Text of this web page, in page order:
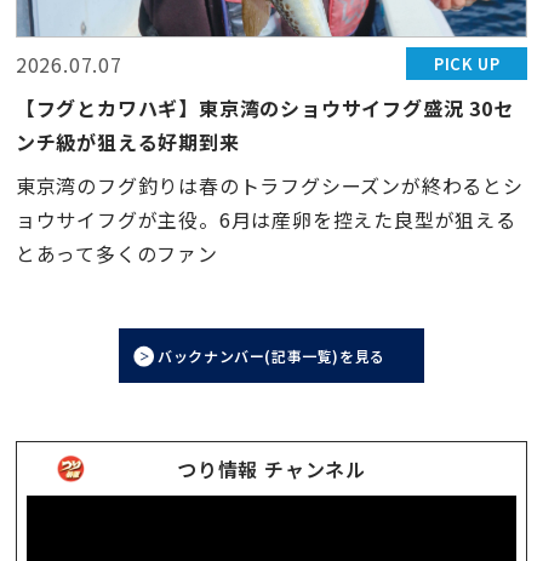
2026.07.07 PICK UP
【フグとカワハギ】東京湾のショウサイフグ盛況 30セ
ンチ級が狙える好期到来
東京湾のフグ釣りは春のトラフグシーズンが終わるとシ
ョウサイフグが主役。6月は産卵を控えた良型が狙える
とあって多くのファン
バックナンバー(記事一覧)を見る
つり情報 チャンネル